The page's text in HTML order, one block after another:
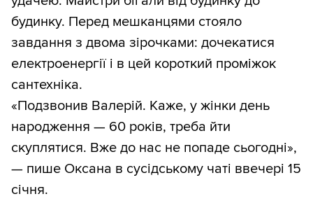
будинку. Перед мешканцями стояло
завдання з двома зірочками: дочекатися
електроенергії і в цей короткий проміжок
сантехніка.
«Подзвонив Валерій. Каже, у жінки день
народження — 60 років, треба йти
скуплятися. Вже до нас не попаде сьогодні»,
— пише Оксана в сусідському чаті ввечері 15
січня.